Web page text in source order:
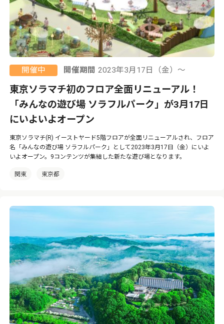
開催中 開催期間 2023年3月17日（金）〜
東京ソラマチ初のフロア全面リニューアル！
「みんなの遊び場 ソラフルパーク」が3月17日
にいよいよオープン
東京ソラマチ(R) イーストヤード5階フロアが全面リニューアルされ、フロア
名「みんなの遊び場 ソラフルパーク」として2023年3月17日（金）にいよ
いよオープン。9コンテンツが集結した新たな遊び場となります。
関東 東京都